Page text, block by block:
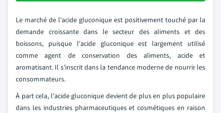
Le marché de l'acide gluconique est positivement touché par la
demande croissante dans le secteur des aliments et des
boissons, puisque l'acide gluconique est largement utilisé
comme agent de conservation des aliments, acide et
aromatisant. Il s'inscrit dans la tendance moderne de nourrir les
consommateurs.
À part cela, l'acide gluconique devient de plus en plus populaire
dans les industries pharmaceutiques et cosmétiques en raison